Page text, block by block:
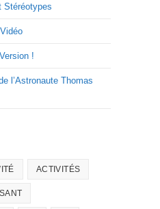
Stéréotypes
!
l’Astronaute Thomas
ACTIVITÉS